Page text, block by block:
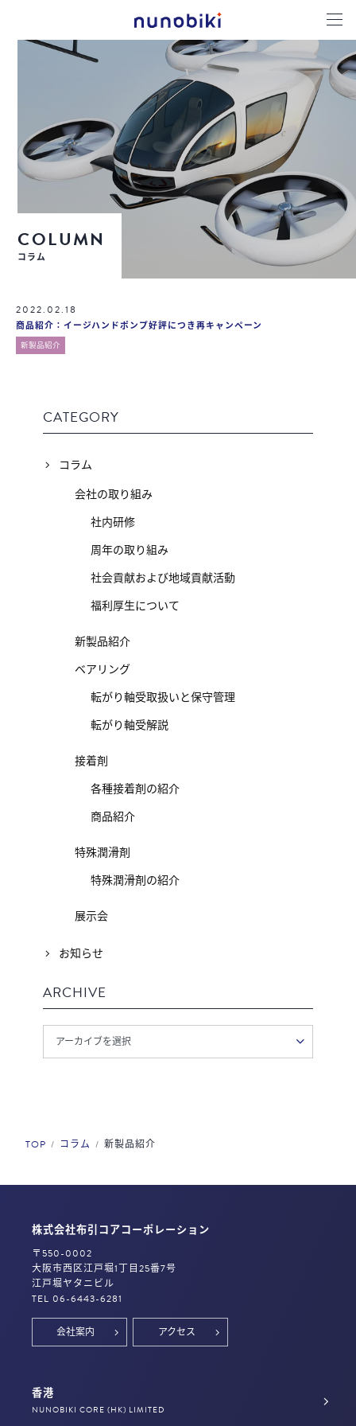
COLUMN
コラム
2022.02.18
商品紹介：イージハンドポンプ好評につき再キャンペーン
新製品紹介
CATEGORY
コラム
会社の取り組み
社内研修
周年の取り組み
社会貢献および地域貢献活動
福利厚生について
新製品紹介
ベアリング
転がり軸受取扱いと保守管理
転がり軸受解説
接着剤
各種接着剤の紹介
商品紹介
特殊潤滑剤
特殊潤滑剤の紹介
展示会
お知らせ
ARCHIVE
TOP コラム 新製品紹介
株式会社布引コアコーポレーション
〒550-0002
大阪市西区江戸堀1丁目25番7号
江戸堀ヤタニビル
TEL 06-6443-6281
会社案内 アクセス
香港
NUNOBIKI CORE (HK) LIMITED